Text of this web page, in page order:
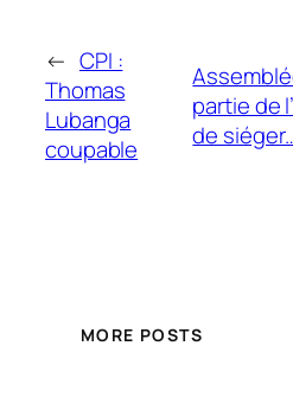
← CPI :
Thomas
Lubanga
coupable
partie de
de
MORE POSTS